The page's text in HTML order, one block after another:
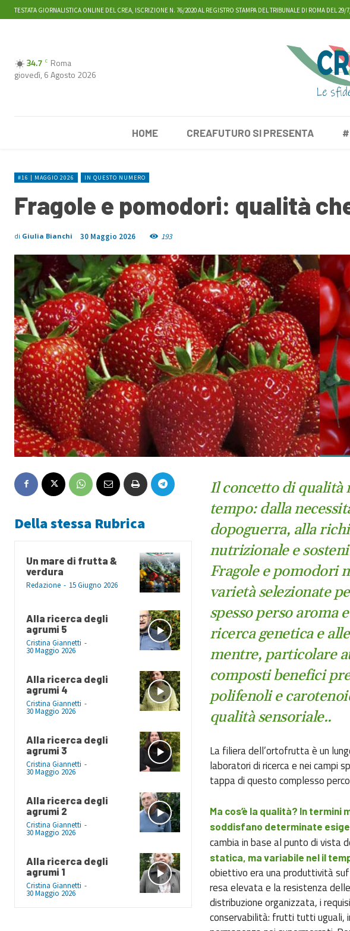
TESTATA GIORNALISTICA ONLINE DEL CREA, ISCRIZIONE N. 76/2020 AL REGISTRO STAMPA DEL TRIBUNALE DI ROMA DEL 29/
34.7 C Roma
giovedì, 6 Agosto 2026
HOME CREAFUTURO SI PRESENTA
#16 | MAGGIO 2026 IN QUESTO NUMERO
Fragole e pomodori: qualità
di Giulia Bianchi 30 Maggio 2026 193
Della stessa Rubrica
Un mare di frutta &
verdura
Redazione - 15 Giugno 2026
Alla ricerca degli
agrumi 5
Cristina Giannetti -
30 Maggio 2026
Alla ricerca degli
agrumi 4
Cristina Giannetti -
30 Maggio 2026
Alla ricerca degli
agrumi 3
Cristina Giannetti -
30 Maggio 2026
Alla ricerca degli
agrumi 2
Cristina Giannetti -
30 Maggio 2026
Alla ricerca degli
agrumi 1
Cristina Giannetti -
30 Maggio 2026
Il concetto di qualità
tempo: dalla
dopoguerra, alla
nutrizionale e
Fragole e pomodori
varietà selezionate
spesso perso aroma
ricerca genetica e
mentre, particolare
composti benefici
polifenoli e
qualità sensoriale..
La filiera dell’ortofrutta è un
laboratori di ricerca e nei campi
tappa di questo complesso
Ma cos’è la qualità? In
soddisfano determinate
cambia in base al punto di vista
statica, ma variabile nel il
obiettivo era una produttività
resa elevata e la resistenza
distribuzione organizzata, i
conservabilità: frutti tutti uguali,